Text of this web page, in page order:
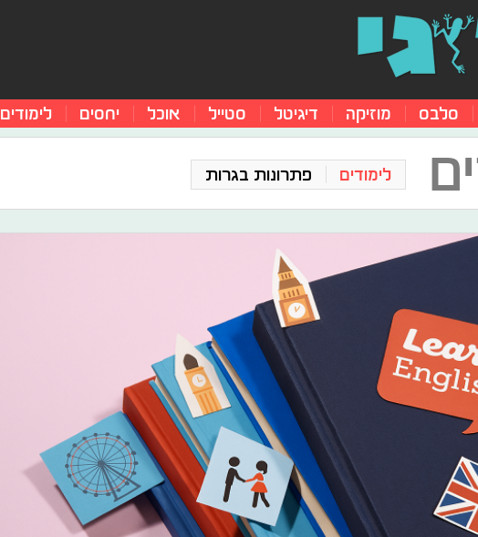
סלבס מוזיקה דיגיטל סטייל אוכל יחסים לימודים
לימודים פתרונות בגרות